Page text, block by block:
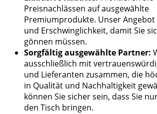
Preisnachlässen auf ausgewählte
Premiumprodukte. Unser
und Erschwinglichkeit, damit Sie
gönnen müssen.
Sorgfältig ausgewählte Partner:
ausschließlich mit
und Lieferanten zusammen, die
in Qualität und Nachhaltigkeit
können Sie sicher sein, dass Sie
den Tisch bringen.